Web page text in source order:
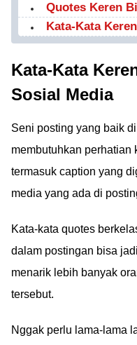
Quotes Keren
Kata-Kata
Kata-Kata
Sosial Media
Seni posting yang baik
membutuhkan perhatian
termasuk caption yang
media yang ada di
Kata-kata quotes
dalam postingan bisa
menarik lebih banyak
tersebut.
Nggak perlu lama-lama